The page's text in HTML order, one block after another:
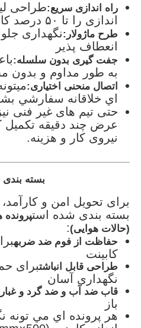
راه اندازی سریع:طراحی
اندازی را تا ۵۰ درصد کاهش می دهد.
طرح ماژولار:نگهداری
انعطاف پذیر
جفت گیری بدون سلسله:
به طور مداوم و بدون
اتصال منحنی اختیاری:
اي خلاقانه سفارشي
حتی تیم های غیر فنی
عرض چند دقیقه تکمیل
نیروی کار و هزینه.
بسته
بسته بندی شده استپرونده
(حالات هوایی):
حفاظت از فوم ضد ضربه
کابینت
طراحی قابل انباشتبرای
نگهداری آسان
قاب ضد آب و ضد گرد و غبار
باز
هر پرونده اي مي تونه